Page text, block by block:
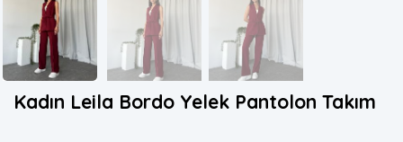
Kadın Leila Bordo Yelek Pantolon Takım